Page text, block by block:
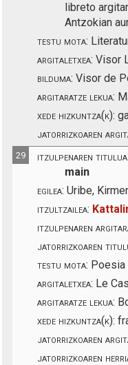
libreto
Antzokian
testu mota:
argitaletxea: Visor
bilduma: Visor de
argitaratze lekua:
xede hizkuntza(k):
jatorrizkoaren
29 itzulpenaren titulua:
main
egilea: Uribe,
itzultzailea:
itzulpenaren
jatorrizkoaren
testu mota: Poesia
argitaletxea: Le
argitaratze lekua:
xede hizkuntza(k):
jatorrizkoaren
jatorrizkoaren